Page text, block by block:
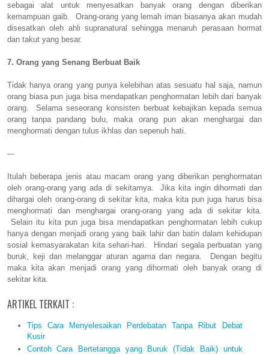
sebagai alat untuk menyesatkan banyak orang dengan diberikan
kemampuan gaib. Orang-orang yang lemah iman biasanya akan mudah
disesatkan oleh ahli supranatural sehingga menaruh perasaan hormat
dan takut yang besar.
7. Orang yang Senang Berbuat Baik
Tidak hanya orang yang punya kelebihan atas sesuatu hal saja, namun
orang biasa pun juga bisa mendapatkan penghormatan lebih dari banyak
orang. Selama seseorang konsisten berbuat kebajikan kepada semua
orang tanpa pandang bulu, maka orang pun akan menghargai dan
menghormati dengan tulus ikhlas dan sepenuh hati.
---
Itulah beberapa jenis atau macam orang yang diberikan penghormatan
oleh orang-orang yang ada di sekitarnya. Jika kita ingin dihormati dan
dihargai oleh orang-orang di sekitar kita, maka kita pun juga harus bisa
menghormati dan menghargai orang-orang yang ada di sekitar kita.
Selain itu kita pun juga bisa mendapatkan penghormatan lebih cukup
hanya dengan menjadi orang yang baik lahir dan batin dalam kehidupan
sosial kemasyarakatan kita sehari-hari. Hindari segala perbuatan yang
buruk, keji dan melanggar aturan agama dan negara. Dengan begitu
maka kita akan menjadi orang yang dihormati oleh banyak orang di
sekitar kita.
ARTIKEL TERKAIT :
Tips Cara Menyelesaikan Perdebatan Tanpa Ribut Debat
Kusir
Contoh Cara Bertetangga yang Buruk (Tidak Baik) untuk